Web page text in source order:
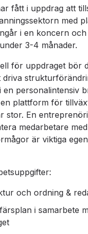
fått i uppdrag att
med
i en koncern
3-4 månader.
för uppdraget bör
driva
en personalintensiv
plattform för
stor. En
medarbetare
är viktiga
och ordning &
i samarbete